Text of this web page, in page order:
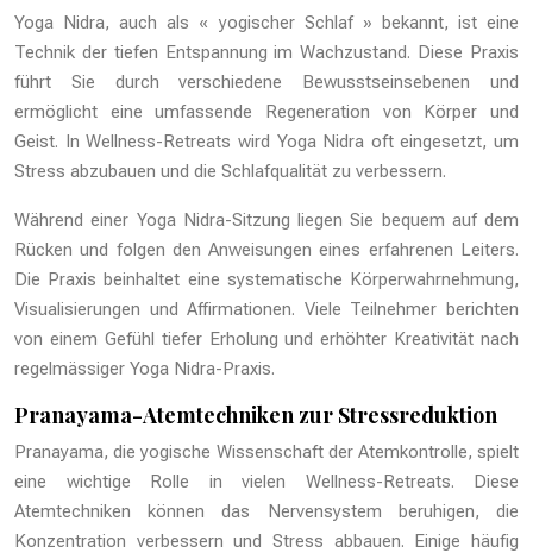
Yoga Nidra, auch als « yogischer Schlaf » bekannt, ist eine
Technik der tiefen Entspannung im Wachzustand. Diese Praxis
führt Sie durch verschiedene Bewusstseinsebenen und
ermöglicht eine umfassende Regeneration von Körper und
Geist. In Wellness-Retreats wird Yoga Nidra oft eingesetzt, um
Stress abzubauen und die Schlafqualität zu verbessern.
Während einer Yoga Nidra-Sitzung liegen Sie bequem auf dem
Rücken und folgen den Anweisungen eines erfahrenen Leiters.
Die Praxis beinhaltet eine systematische Körperwahrnehmung,
Visualisierungen und Affirmationen. Viele Teilnehmer berichten
von einem Gefühl tiefer Erholung und erhöhter Kreativität nach
regelmässiger Yoga Nidra-Praxis.
Pranayama-Atemtechniken zur Stressreduktion
Pranayama, die yogische Wissenschaft der Atemkontrolle, spielt
eine wichtige Rolle in vielen Wellness-Retreats. Diese
Atemtechniken können das Nervensystem beruhigen, die
Konzentration verbessern und Stress abbauen. Einige häufig